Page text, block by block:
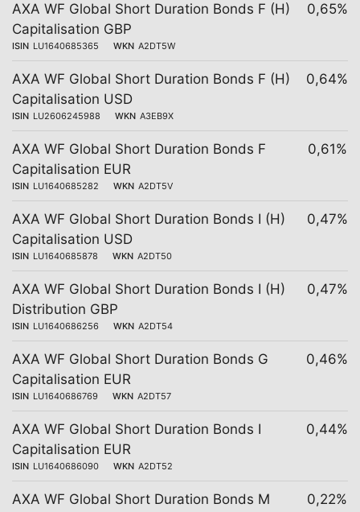
AXA WF Global Short Duration Bonds F (H)
Capitalisation GBP
ISIN LU1640685365 WKN A2DT5W
0,65%
AXA WF Global Short Duration Bonds F (H)
Capitalisation USD
ISIN LU2606245988 WKN A3EB9X
0,64%
AXA WF Global Short Duration Bonds F
Capitalisation EUR
ISIN LU1640685282 WKN A2DT5V
0,61%
AXA WF Global Short Duration Bonds I (H)
Capitalisation USD
ISIN LU1640685878 WKN A2DT50
0,47%
AXA WF Global Short Duration Bonds I (H)
Distribution GBP
ISIN LU1640686256 WKN A2DT54
0,47%
AXA WF Global Short Duration Bonds G
Capitalisation EUR
ISIN LU1640686769 WKN A2DT57
0,46%
AXA WF Global Short Duration Bonds I
Capitalisation EUR
ISIN LU1640686090 WKN A2DT52
0,44%
AXA WF Global Short Duration Bonds M
0,22%